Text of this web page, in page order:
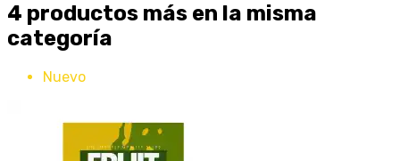
4 productos más en la misma
categoría
Nuevo